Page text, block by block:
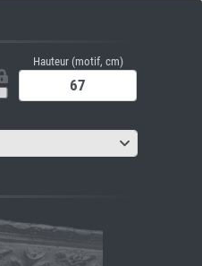
Hauteur (motif, cm)